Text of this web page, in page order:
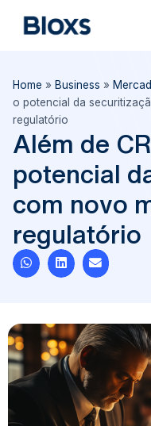
Home » Business »
o potencial da
regulatório
Além de
potencial
com novo
regulatório